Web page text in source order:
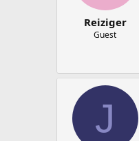
Reiziger
Guest
J